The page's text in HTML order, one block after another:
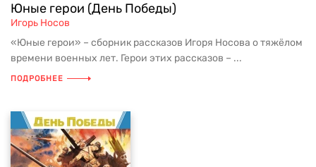
Юные герои (День Победы)
Игорь Носов
«Юные герои» – сборник рассказов Игоря Носова о тяжёлом
времени военных лет. Герои этих рассказов – ...
ПОДРОБНЕЕ